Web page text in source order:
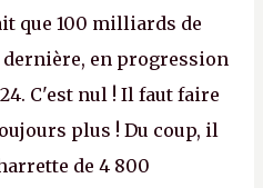
que 100 milliards de
en progression
C'est nul ! Il faut faire
plus ! Du coup, il
de 4 800